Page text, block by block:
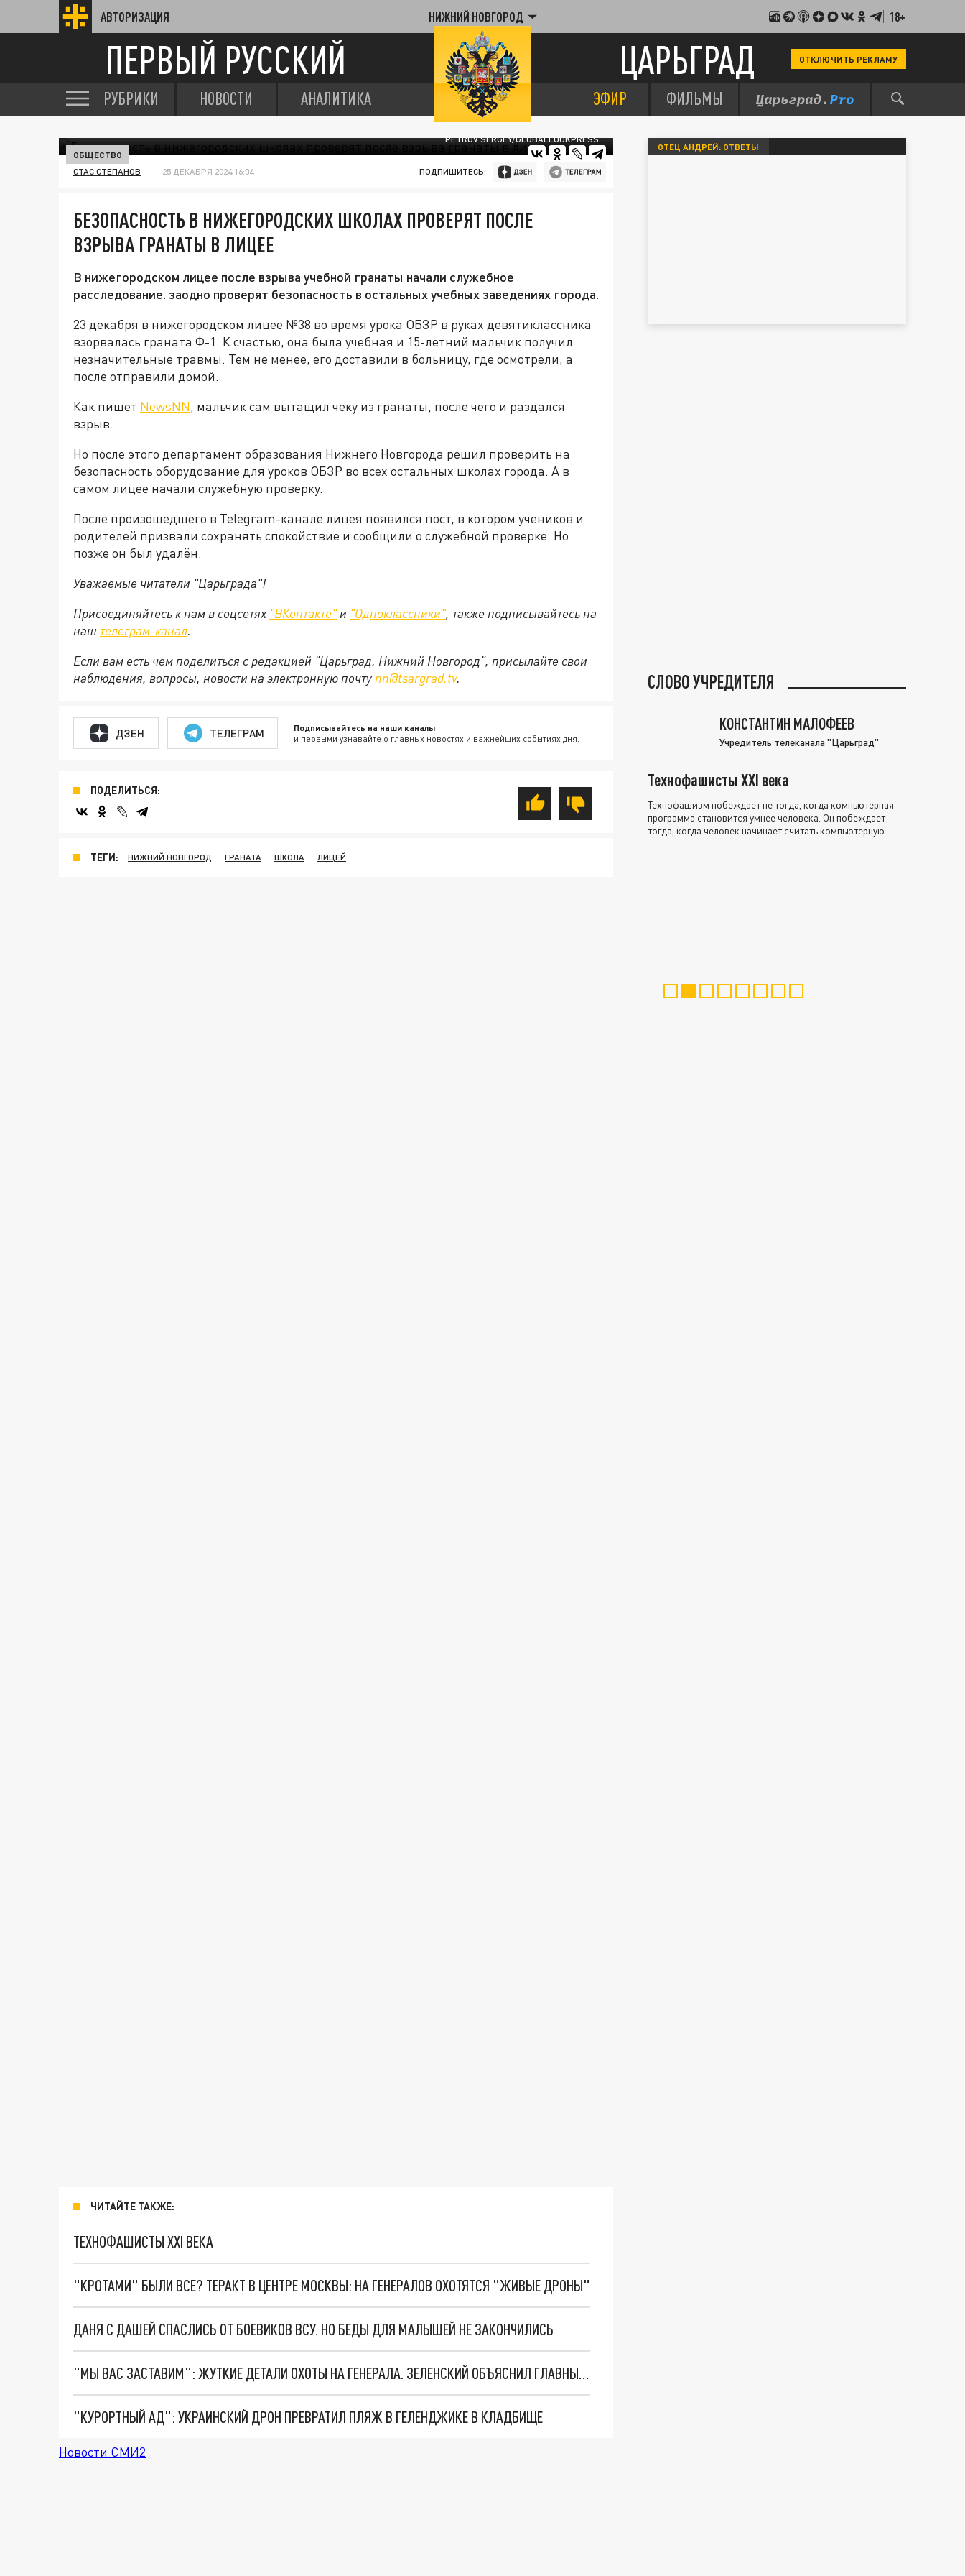
АВТОРИЗАЦИЯ НИЖНИЙ НОВГОРОД 18+
ПЕРВЫЙ РУССКИЙ ЦАРЬГРАД ОТКЛЮЧИТЬ РЕКЛАМУ
РУБРИКИ НОВОСТИ АНАЛИТИКА ЭФИР ФИЛЬМЫ
PETROV SERGEY/GLOBALLOOKPRESS
ОБЩЕСТВО
СТАС СТЕПАНОВ 25 ДЕКАБРЯ 2024 16:04 ПОДПИШИТЕСЬ:
БЕЗОПАСНОСТЬ В НИЖЕГОРОДСКИХ ШКОЛАХ ПРОВЕРЯТ ПОСЛЕ
ВЗРЫВА ГРАНАТЫ В ЛИЦЕЕ
В нижегородском лицее после взрыва учебной гранаты начали служебное
расследование. заодно проверят безопасность в остальных учебных заведениях города.
23 декабря в нижегородском лицее №38 во время урока ОБЗР в руках девятиклассника
взорвалась граната Ф-1. К счастью, она была учебная и 15-летний мальчик получил
незначительные травмы. Тем не менее, его доставили в больницу, где осмотрели, а
после отправили домой.
Как пишет NewsNN, мальчик сам вытащил чеку из гранаты, после чего и раздался
взрыв.
Но после этого департамент образования Нижнего Новгорода решил проверить на
безопасность оборудование для уроков ОБЗР во всех остальных школах города. А в
самом лицее начали служебную проверку.
После произошедшего в Telegram-канале лицея появился пост, в котором учеников и
родителей призвали сохранять спокойствие и сообщили о служебной проверке. Но
позже он был удалён.
Уважаемые читатели "Царьграда"!
Присоединяйтесь к нам в соцсетях "ВКонтакте"и "Одноклассники", также подписывайтесь на
наш телеграм-канал.
Если вам есть чем поделиться с редакцией "Царьград. Нижний Новгород", присылайте свои
наблюдения, вопросы, новости на электронную почту nn@tsargrad.tv.
ДЗЕН ТЕЛЕГРАМ Подписывайтесь на наши каналы
и первыми узнавайте о главных новостях и важнейших событиях дня.
ПОДЕЛИТЬСЯ:
ТЕГИ: НИЖНИЙ НОВГОРОД ГРАНАТА ШКОЛА ЛИЦЕЙ
ЧИТАЙТЕ ТАКЖЕ:
ТЕХНОФАШИСТЫ XXI ВЕКА
"КРОТАМИ" БЫЛИ ВСЕ? ТЕРАКТ В ЦЕНТРЕ МОСКВЫ: НА ГЕНЕРАЛОВ ОХОТЯТСЯ "ЖИВЫЕ ДРОНЫ"
ДАНЯ С ДАШЕЙ СПАСЛИСЬ ОТ БОЕВИКОВ ВСУ. НО БЕДЫ ДЛЯ МАЛЫШЕЙ НЕ ЗАКОНЧИЛИСЬ
"МЫ ВАС ЗАСТАВИМ": ЖУТКИЕ ДЕТАЛИ ОХОТЫ НА ГЕНЕРАЛА. ЗЕЛЕНСКИЙ ОБЪЯСНИЛ ГЛАВНЫЙ СМЫСЛ ТЕРАКТА В ЦЕНТРЕ МОСКВЫ
"КУРОРТНЫЙ АД": УКРАИНСКИЙ ДРОН ПРЕВРАТИЛ ПЛЯЖ В ГЕЛЕНДЖИКЕ В КЛАДБИЩЕ
Новости СМИ2
ОТЕЦ АНДРЕЙ: ОТВЕТЫ
СЛОВО УЧРЕДИТЕЛЯ
КОНСТАНТИН МАЛОФЕЕВ
Учредитель телеканала "Царьград"
Технофашисты XXI века
Технофашизм побеждает не тогда, когда компьютерная
программа становится умнее человека. Он побеждает
тогда, когда человек начинает считать компьютерную